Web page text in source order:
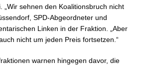
„Wir sehnen den Koalitionsbruch nicht
SPD-Abgeordneter und
Linken in der Fraktion. „Aber
nicht um jeden Preis fortsetzen.“
warnen hingegen davor, die